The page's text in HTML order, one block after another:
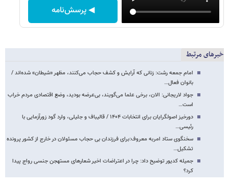
◀ پرسش‌نامه
خبرهای مرتبط
امام جمعه رشت: زنانی که آرایش و کشف حجاب می‌کنند، مظهر «شیطان» شده‌اند /
بانوان فعال…
جواد لاریجانی: الان، برخی علما می‌گویند، بی‌عرضه بودید، وضع اقتصادی مردم خراب
است…
دورخیز اصولگرایان برای انتخابات ۱۴۰۴ / قالیباف و جلیلی، وارد گود زورآزمایی با
رئیسی…
سخنگوی ستاد امربه معروف:برای فرزندان بی حجاب مسئولان در خارج از کشور پرونده
تشکیل…
جمیله کدیور توضیح داد: چرا در اعتراضات اخیر شعارهای مستهجن جنسی رواج پیدا
کرد؟